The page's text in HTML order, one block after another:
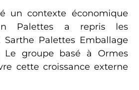
un contexte économique
Palettes a repris les
Sarthe Palettes Emballage
Le groupe basé à Ormes
cette croissance externe